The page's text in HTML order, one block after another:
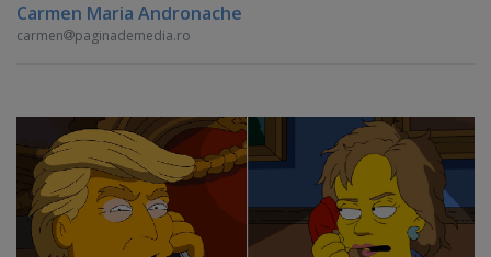
Carmen Maria Andronache
carmen paginademedia.ro